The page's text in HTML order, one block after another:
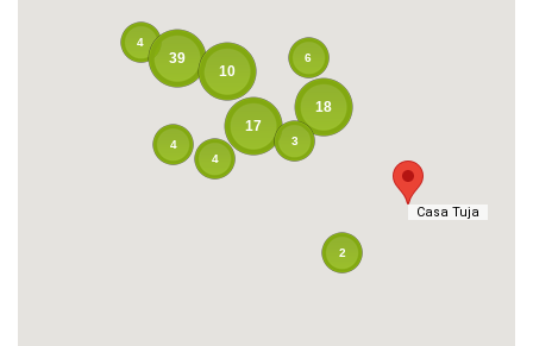
Casa Tuja
18
4
4
17
4
2
39 6
10
3
Casa Tuja